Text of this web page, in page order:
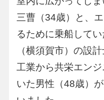
三曹（34歳）と、
るために乗船してい
（横須賀市）の設
工業から共栄エン
いた男性（48歳）